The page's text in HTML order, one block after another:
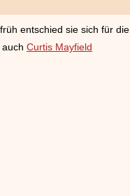
entschied sie sich für die
Curtis Mayfield